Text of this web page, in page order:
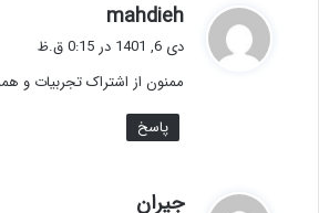
mahdieh
ت
:
دی 6, 1401 در 0:15 ق.ظ
ممنون از اشتراک تجربیات و
پاسخ
جیران